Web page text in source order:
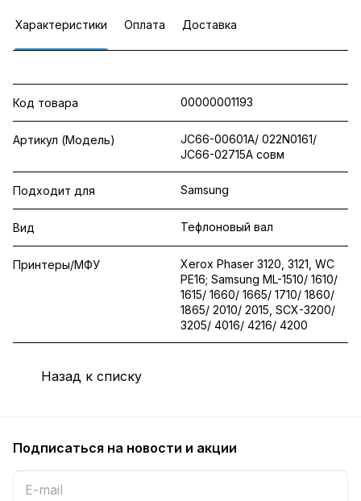
Характеристики Оплата Доставка
Код товара 00000001193
Артикул (Модель)
JC66-00601A/ 022N0161/
JC66-02715A совм
Подходит для Samsung
Вид Тефлоновый вал
Принтеры/МФУ
Xerox Phaser 3120, 3121, WC
PE16; Samsung ML-1510/ 1610/
1615/ 1660/ 1665/ 1710/ 1860/
1865/ 2010/ 2015, SCX-3200/
3205/ 4016/ 4216/ 4200
Назад к списку
Подписаться на новости и акции